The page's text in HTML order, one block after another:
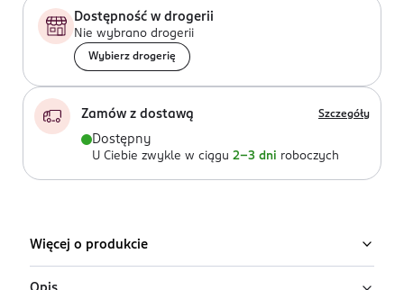
Dostępność w drogerii
Nie wybrano drogerii
Wybierz drogerię
Zamów z dostawą Szczegóły
Dostępny
U Ciebie zwykle w ciągu 2-3 dni roboczych
Więcej o produkcie